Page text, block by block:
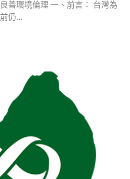
善環境倫理 一、前言： 台灣為
仍...